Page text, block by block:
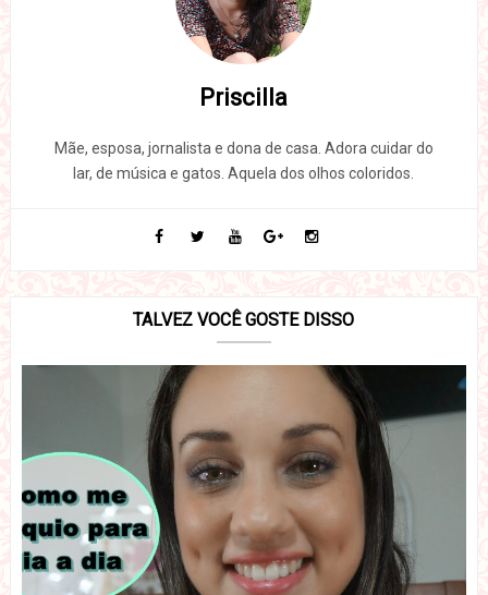
Priscilla
Mãe, esposa, jornalista e dona de casa. Adora cuidar do
lar, de música e gatos. Aquela dos olhos coloridos.
TALVEZ VOCÊ GOSTE DISSO